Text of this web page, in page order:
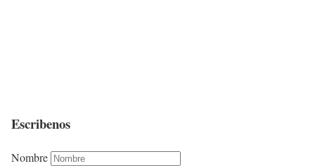
Escribenos
Nombre